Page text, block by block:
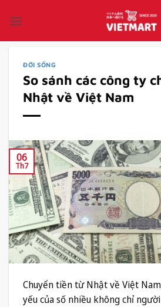
qua
ĐỜI SỐNG
So sánh các công ty
Nhật về Việt Nam
06
Th7
Chuyển tiền từ Nhật về Việt
yếu của số nhiều không chỉ